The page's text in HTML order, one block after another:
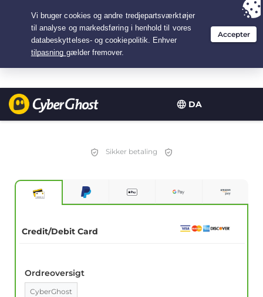
DA
Your choice:The Best Dealfor 3.3333333333333-years at $
/month
Sikker betaling
Credit/Debit Card
Ordreoversigt
CyberGhost